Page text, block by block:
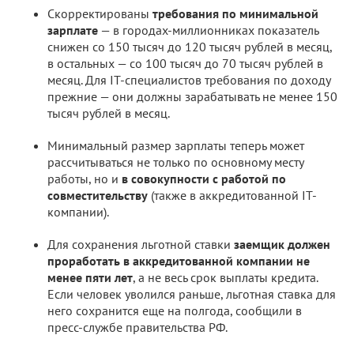
Скорректированы требования по минимальной
зарплате — в городах-миллионниках показатель
снижен со 150 тысяч до 120 тысяч рублей в месяц,
в остальных — со 100 тысяч до 70 тысяч рублей в
месяц. Для IT-специалистов требования по доходу
прежние — они должны зарабатывать не менее 150
тысяч рублей в месяц.
Минимальный размер зарплаты теперь может
рассчитываться не только по основному месту
работы, но и в совокупности с работой по
совместительству (также в аккредитованной IT-
компании).
Для сохранения льготной ставки заемщик должен
проработать в аккредитованной компании не
менее пяти лет, а не весь срок выплаты кредита.
Если человек уволился раньше, льготная ставка для
него сохранится еще на полгода, сообщили в
пресс-службе правительства РФ.